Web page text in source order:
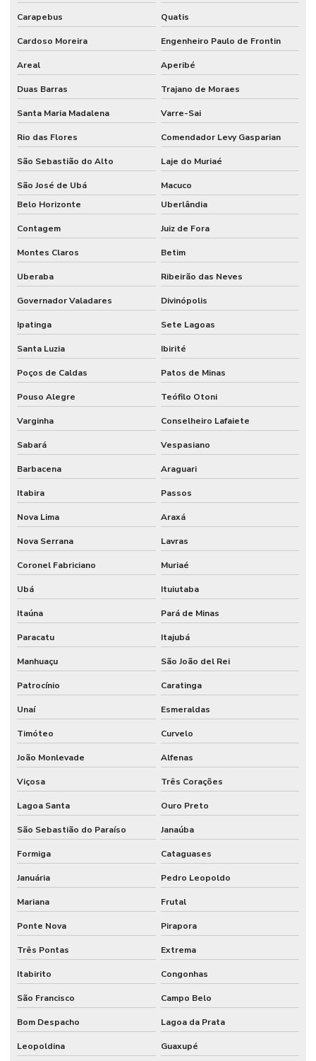
Controle de acesso residencial
Controle de acesso veicular
Controle de acesso de veículos para condomínios
Controle de acesso de veículos por tag
Controle biométrico para condomínios
Controle de entrada e saída condomínio
Controle de estacionamento tarifado
Controle de ponto bh
Empresa de cancelas
Empresa de controle de acesso
Empresas de catracas eletrônicas
Fábrica de catracas
Fabricante de catracas
Fabricantes de catracas controle de acesso
Fabricantes de catracas eletrônicas
Fornecedor de catraca comanda
Fornecedores de catracas
Preço de catraca eletrônica para academia
Reconhecimento facial para condomínio
Sistema de cancela para estacionamento
Sistema de catraca eletrônica para academia
Sistema de controle de acesso
Sistema de controle de acesso portaria
Sistema de estacionamento cobrado
Sistema de estacionamento tarifado
Sistema para ponto
Sistema para ponto de funcionários
Software controle de acesso
Software controle de acesso condominio
Software controle de acesso portaria condominio
Software para controle de estacionamento
Carapebus Quatis
Cardoso Moreira Engenheiro Paulo de Frontin
Areal Aperibé
Duas Barras Trajano de Moraes
Santa Maria Madalena Varre-Sai
Rio das Flores Comendador Levy Gasparian
São Sebastião do Alto Laje do Muriaé
São José de Ubá
Macuco
Belo Horizonte
Uberlândia
Contagem Juiz de Fora
Montes Claros Betim
Uberaba Ribeirão das Neves
Governador Valadares Divinópolis
Ipatinga Sete Lagoas
Santa Luzia Ibirité
Poços de Caldas Patos de Minas
Pouso Alegre Teófilo Otoni
Varginha Conselheiro Lafaiete
Sabará Vespasiano
Barbacena Araguari
Itabira Passos
Nova Lima Araxá
Nova Serrana Lavras
Coronel Fabriciano Muriaé
Ubá Ituiutaba
Itaúna Pará de Minas
Paracatu Itajubá
Manhuaçu São João del Rei
Patrocínio Caratinga
Unaí Esmeraldas
Timóteo Curvelo
João Monlevade Alfenas
Viçosa Três Corações
Lagoa Santa Ouro Preto
São Sebastião do Paraíso Janaúba
Formiga Cataguases
Januária Pedro Leopoldo
Mariana Frutal
Ponte Nova Pirapora
Três Pontas Extrema
Itabirito Congonhas
São Francisco Campo Belo
Bom Despacho Lagoa da Prata
Leopoldina Guaxupé